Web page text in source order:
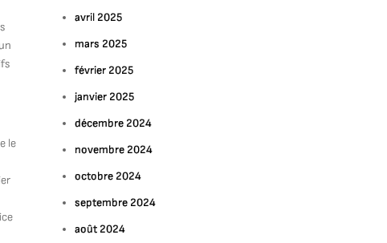
le
avril 2025
mars 2025
février 2025
janvier 2025
décembre 2024
novembre 2024
octobre 2024
septembre 2024
août 2024